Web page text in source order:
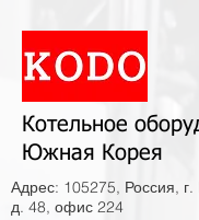
Котельное
Южная Корея
Адрес: 105275, Россия,
д. 48, офис 224